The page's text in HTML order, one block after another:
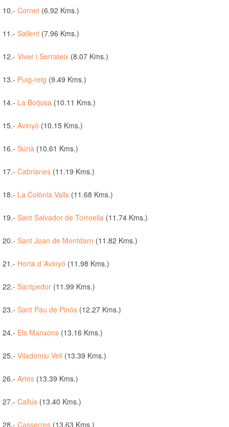
10.- Cornet (6.92 Kms.)
11.- Sallent (7.96 Kms.)
12.- Viver i Serrateix (8.07 Kms.)
13.- Puig-reig (9.49 Kms.)
14.- La Botjosa (10.11 Kms.)
15.- Avinyó (10.15 Kms.)
16.- Súria (10.61 Kms.)
17.- Cabrianes (11.19 Kms.)
18.- La Colònia Valls (11.68 Kms.)
19.- Sant Salvador de Torroella (11.74 Kms.)
20.- Sant Joan de Montdarn (11.82 Kms.)
21.- Horta d´Avinyó (11.98 Kms.)
22.- Santpedor (11.99 Kms.)
23.- Sant Pau de Pinós (12.27 Kms.)
24.- Els Manxons (13.16 Kms.)
25.- Viladomiu Vell (13.39 Kms.)
26.- Artés (13.39 Kms.)
27.- Callús (13.40 Kms.)
28.- Casserres (13.63 Kms.)